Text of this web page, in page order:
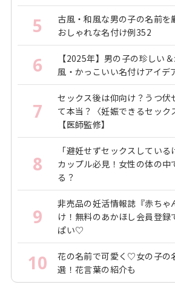
5
古風・和風な男の子の名前を
おしゃれな名付け例352
6
【2025年】男の子の珍しい
風・かっこいい名付けアイデ
7
セックス後は仰向け？うつ伏
て本当？〈妊娠できるセック
【医師監修】
8
「避妊せずセックスしている
カップル必見！女性の体の中
る？
9
非売品の妊活情報誌『赤ちゃ
け！無料のあかほし会員登録
ぱい♡
10
花の名前で可愛く♡女の子の
選！花言葉の紹介も